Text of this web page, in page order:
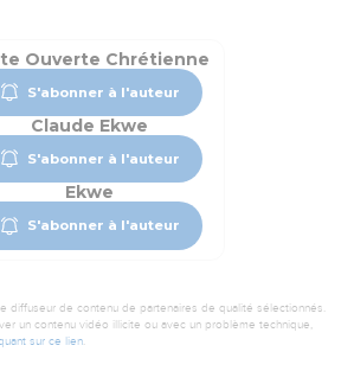
Ouverte Chrétienne
S'abonner à l'auteur
Claude Ekwe
S'abonner à l'auteur
Ekwe
S'abonner à l'auteur
diffuseur de contenu de partenaires de qualité sélectionnés.
un contenu vidéo illicite ou avec un problème technique,
sur ce lien